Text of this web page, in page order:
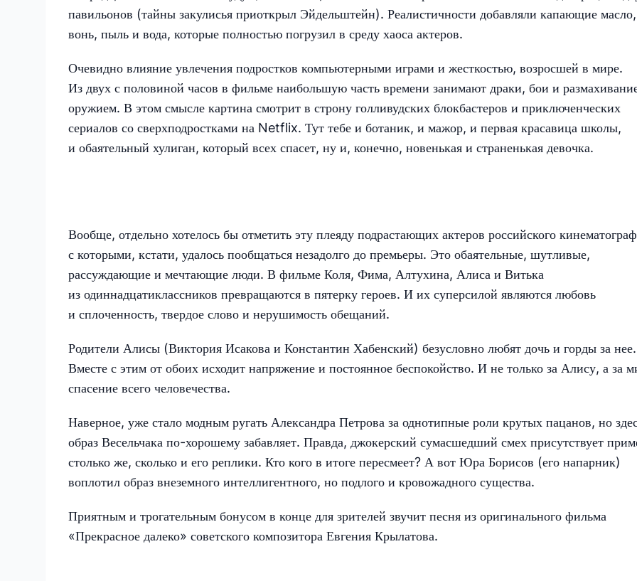
павильонов (тайны закулисья приоткрыл Эйдельштейн). Реалистичности добавляли капающие масло,
вонь, пыль и вода, которые полностью погрузил в среду хаоса актеров.
Очевидно влияние увлечения подростков компьютерными играми и жесткостью, возросшей в мире.
Из двух с половиной часов в фильме наибольшую часть времени занимают драки, бои и
оружием. В этом смысле картина смотрит в строну голливудских блокбастеров и приключенческих
сериалов со сверхподростками на Netflix. Тут тебе и ботаник, и мажор, и первая красавица школы,
и обаятельный хулиган, который всех спасет, ну и, конечно, новенькая и страненькая девочка.
Вообще, отдельно хотелось бы отметить эту плеяду подрастающих актеров российского
с которыми, кстати, удалось пообщаться незадолго до премьеры. Это обаятельные, шутливые,
рассуждающие и мечтающие люди. В фильме Коля, Фима, Алтухина, Алиса и Витька
из одиннадцатиклассников превращаются в пятерку героев. И их суперсилой являются любовь
и сплоченность, твердое слово и нерушимость обещаний.
Родители Алисы (Виктория Исакова и Константин Хабенский) безусловно любят дочь и горды за нее.
Вместе с этим от обоих исходит напряжение и постоянное беспокойство. И не только за Алису, а за
спасение всего человечества.
Наверное, уже стало модным ругать Александра Петрова за однотипные роли крутых пацанов, но
образ Весельчака по-хорошему забавляет. Правда, джокерский сумасшедший смех присутствует
столько же, сколько и его реплики. Кто кого в итоге пересмеет? А вот Юра Борисов (его напарник)
воплотил образ внеземного интеллигентного, но подлого и кровожадного существа.
Приятным и трогательным бонусом в конце для зрителей звучит песня из оригинального фильма
«Прекрасное далеко» советского композитора Евгения Крылатова.